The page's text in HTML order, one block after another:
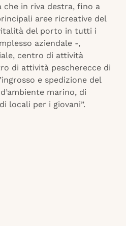
in riva destra, fino a
aree ricreative del
del porto in tutti i
aziendale -,
centro di attività
di attività pescherecce di
e spedizione del
marino, di
locali per i giovani”.